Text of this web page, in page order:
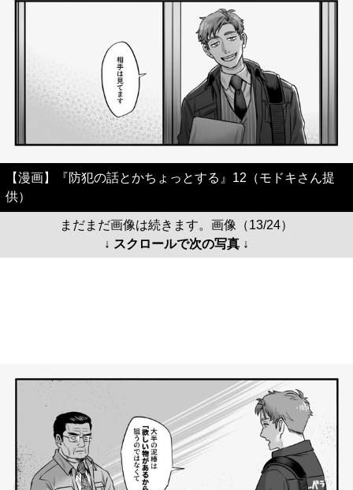
【漫画】『防犯の話とかちょっとする』12（モドキさん提
供）
まだまだ画像は続きます。画像（13/24）
↓ スクロールで次の写真 ↓